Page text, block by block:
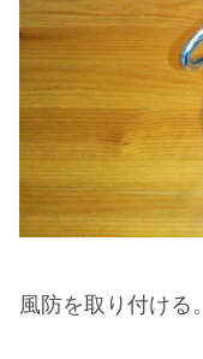
風防を取り付ける。